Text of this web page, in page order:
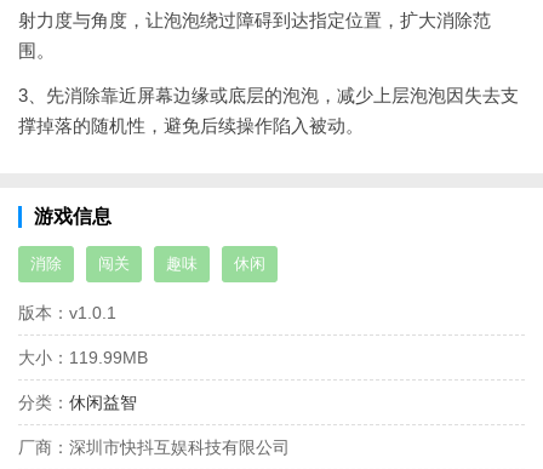
射力度与角度，让泡泡绕过障碍到达指定位置，扩大消除范
围。
3、先消除靠近屏幕边缘或底层的泡泡，减少上层泡泡因失去支
撑掉落的随机性，避免后续操作陷入被动。
游戏信息
消除 闯关 趣味 休闲
版本： v1.0.1
大小： 119.99MB
分类： 休闲益智
厂商： 深圳市快抖互娱科技有限公司